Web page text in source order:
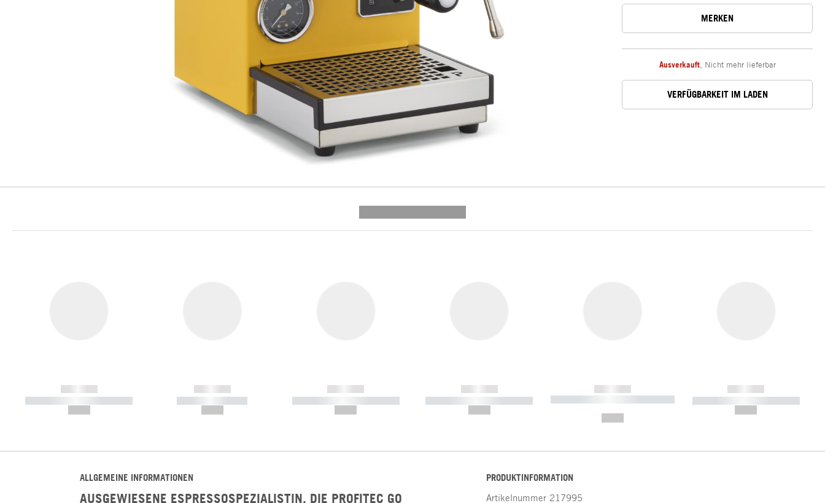
MERKEN
Ausverkauft, Nicht mehr lieferbar
VERFÜGBARKEIT IM LADEN
------------
----------- ----------- -----------
------------
----------- -----------
------------
----------- ----------- -----------
------------
----------- ----------- -----------
------------
----------- ----------- ----------- ----
------------
----------- ----------- -----------
ALLGEMEINE INFORMATIONEN
AUSGEWIESENE ESPRESSOSPEZIALISTIN. DIE PROFITEC GO
PRODUKTINFORMATION
Artikelnummer 217995